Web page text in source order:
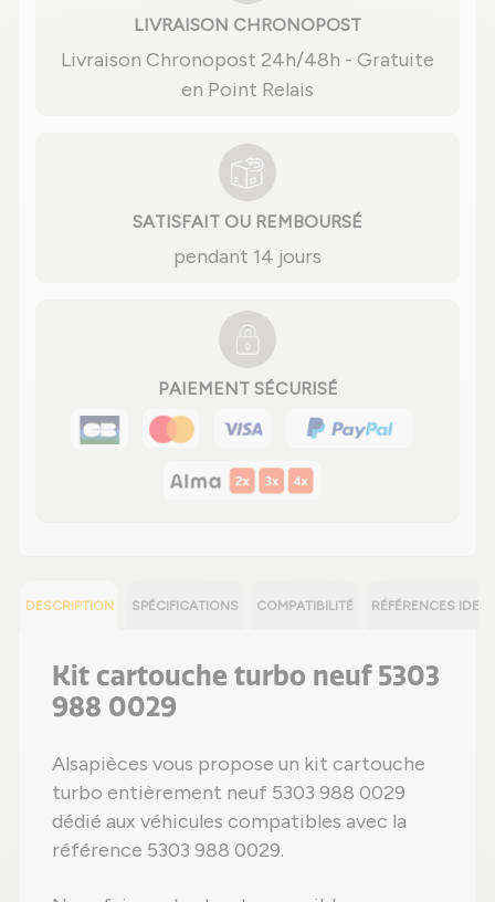
LIVRAISON CHRONOPOST
Livraison Chronopost 24h/48h - Gratuite
en Point Relais
SATISFAIT OU REMBOURSÉ
pendant 14 jours
PAIEMENT SÉCURISÉ
DESCRIPTION SPÉCIFICATIONS COMPATIBILITÉ RÉFÉRENCES
Kit cartouche turbo neuf 5303
988 0029
Alsapièces vous propose un kit cartouche
turbo entièrement neuf 5303 988 0029
dédié aux véhicules compatibles avec la
référence 5303 988 0029.